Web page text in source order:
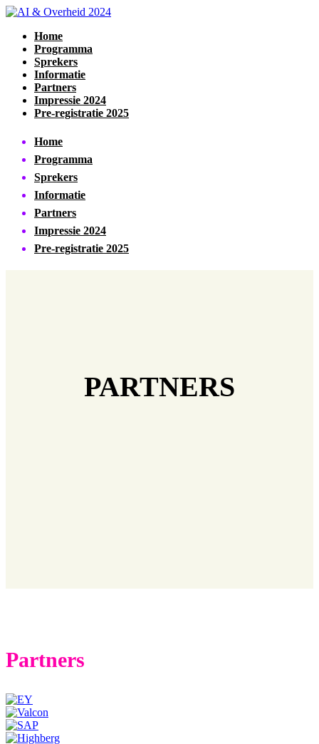
Home
Programma
Sprekers
Informatie
Partners
Impressie 2024
Pre-registratie 2025
Home
Programma
Sprekers
Informatie
Partners
Impressie 2024
Pre-registratie 2025
PARTNERS
Partners